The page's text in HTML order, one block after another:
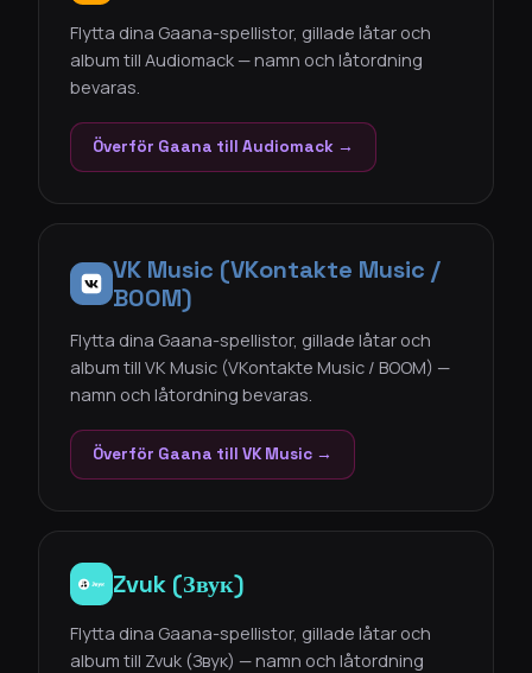
Flytta dina Gaana-spellistor, gillade låtar och
album till Audiomack — namn och låtordning
bevaras.
Överför Gaana till Audiomack →
VK Music (VKontakte Music /
BOOM)
Flytta dina Gaana-spellistor, gillade låtar och
album till VK Music (VKontakte Music / BOOM) —
namn och låtordning bevaras.
Överför Gaana till VK Music →
Zvuk (Звук)
Flytta dina Gaana-spellistor, gillade låtar och
album till Zvuk (Звук) — namn och låtordning